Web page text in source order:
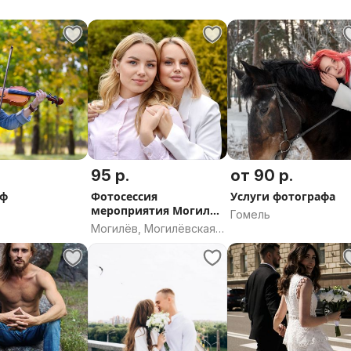
95 р.
Фотосессия
мероприятия Могилёв
фотосьемка
Могилёв, Могилёвская
от 90 р.
Услуги фотографа
Гомель